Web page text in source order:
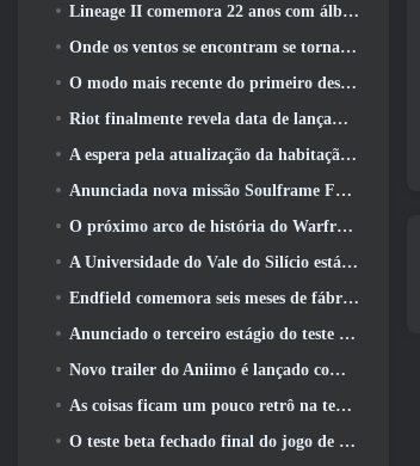
Lineage II comemora 22 anos com álbum de vinil de edição de colecionador
Onde os ventos se encontram se torna “Eastern Steampunk” na versão 2.0
O modo mais recente do primeiro descendente reúne batalhas difíceis de interceptação de vazio e as profundezas
Riot finalmente revela data de lançamento do modo clássico de League Of Legends
A espera pela atualização da habitação dos grandes jogadores do RuneScape acabou
Anunciada nova missão Soulframe Fable
O próximo arco de história do Warframe leva os jogadores a um novo mapa estelar, O Sistema Tau
A Universidade do Vale do Silício está oferecendo bolsas de estudo para jogos e alguns dos requisitos são interessantes
Endfield comemora seis meses de fábricas e tirolesas durante sua próxima atualização
Anunciado o terceiro estágio do teste beta fechado das batalhas de infantaria do War Thunder
Novo trailer do Aniimo é lançado com o lançamento do último teste beta fechado
As coisas ficam um pouco retrô na temporada final 11 Atualizar
O teste beta fechado final do jogo de tiro F2P da Nexon Sudden Attack Zero Point começou hoje